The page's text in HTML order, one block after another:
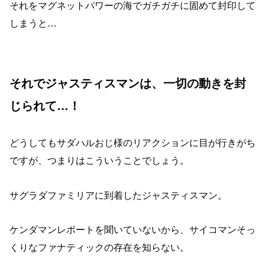
それをマグネットパワーの海でガチガチに固めて封印して
しまうと…
それでジャスティスマンは、一切の動きを封
じられて…！
どうしてもサダハルおじ様のリアクションに目が行きがち
ですが、つまりはこういうことでしょう。
サグラダファミリアに到着したジャスティスマン。
ケンダマンレポートを聞いていないから、サイコマンそっ
くりなファナティックの存在を知らない。